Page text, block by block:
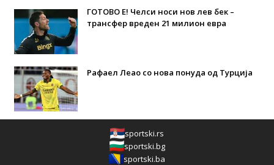
ГОТОВО Е! Челси носи нов лев бек –
трансфер вреден 21 милион евра
Рафаел Леао со нова понуда од Турција
sportski.rs
sportski.bg
sportski.ba